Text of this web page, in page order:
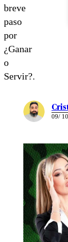
breve
paso
por
¿Ganar
o
Servir?.
09/